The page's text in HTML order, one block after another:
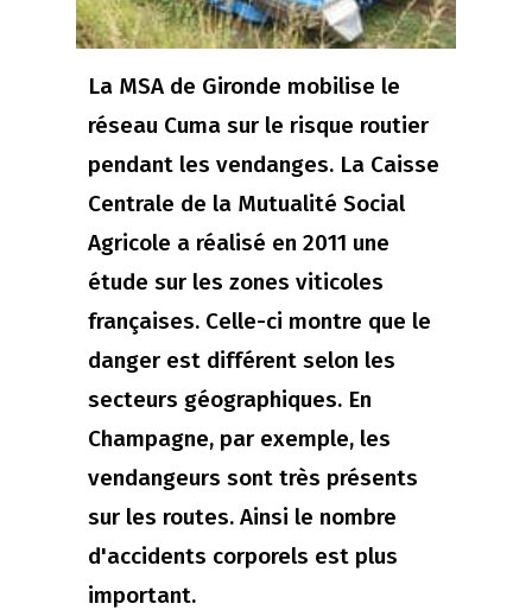
La MSA de Gironde mobilise le
réseau Cuma sur le risque routier
pendant les vendanges. La Caisse
Centrale de la Mutualité Social
Agricole a réalisé en 2011 une
étude sur les zones viticoles
françaises. Celle-ci montre que le
danger est différent selon les
secteurs géographiques. En
Champagne, par exemple, les
vendangeurs sont très présents
sur les routes. Ainsi le nombre
d'accidents corporels est plus
important.